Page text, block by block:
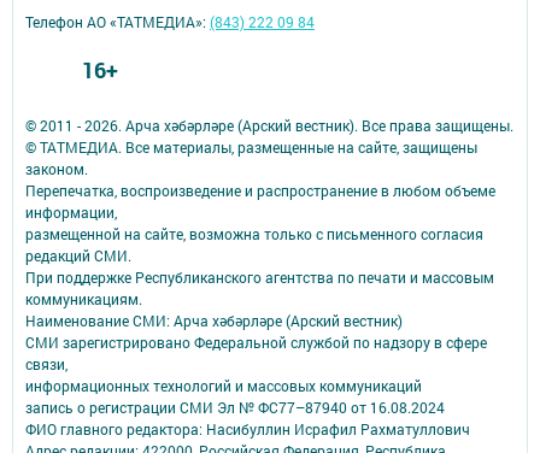
© 2011 - 2026. Арча хәбәрләре (Арский вестник). Все права защищены.
© ТАТМЕДИА. Все материалы, размещенные на сайте, защищены
законом.
Перепечатка, воспроизведение и распространение в любом объеме
информации,
размещенной на сайте, возможна только с письменного согласия
редакций СМИ.
При поддержке Республиканского агентства по печати и массовым
коммуникациям.
Наименование СМИ: Арча хәбәрләре (Арский вестник)
СМИ зарегистрировано Федеральной службой по надзору в сфере
связи,
информационных технологий и массовых коммуникаций
запись о регистрации СМИ Эл № ФС77–87940 от 16.08.2024
ФИО главного редактора: Насибуллин Исрафил Рахматуллович
Телефон АО «ТАТМЕДИА»:(843) 222 09 84
16+